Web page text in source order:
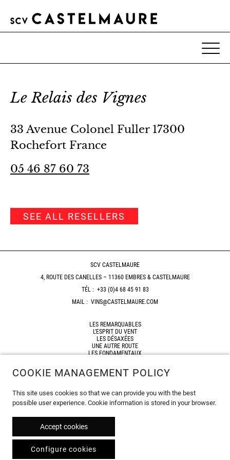
Le Relais des Vignes
33 Avenue Colonel Fuller 17300
Rochefort France
05 46 87 60 73
SEE ALL RESELLERS
SCV CASTELMAURE
4, ROUTE DES CANELLES – 11360 EMBRES & CASTELMAURE
TÉL : +33 (0)4 68 45 91 83
MAIL : VINS@CASTELMAURE.COM
LES REMARQUABLES
L’ESPRIT DU VENT
LES DÉSAXÉES
UNE AUTRE ROUTE
LES FONDAMENTAUX
RESELLERS
SITEMAP
LEGAL NOTICES
COOKIE MANAGEMENT POLICY
This site uses cookies so that we can provide you with the best
possible user experience. Cookie information is stored in your browser.
Accept cookies
Configure cookies